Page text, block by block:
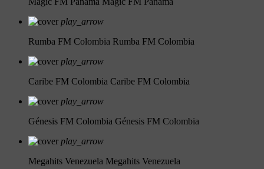
play_arrow
Rumba FM Colombia Rumba FM Colombia
play_arrow
Caribe FM Colombia Caribe FM Colombia
play_arrow
Génesis FM Colombia Génesis FM Colombia
play_arrow
Megahits Venezuela Megahits Venezuela